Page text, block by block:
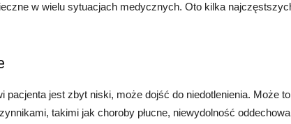
w wielu sytuacjach medycznych. Oto kilka
pacjenta jest zbyt niski, może dojść do niedotlenienia. Może
takimi jak choroby płucne, niewydolność